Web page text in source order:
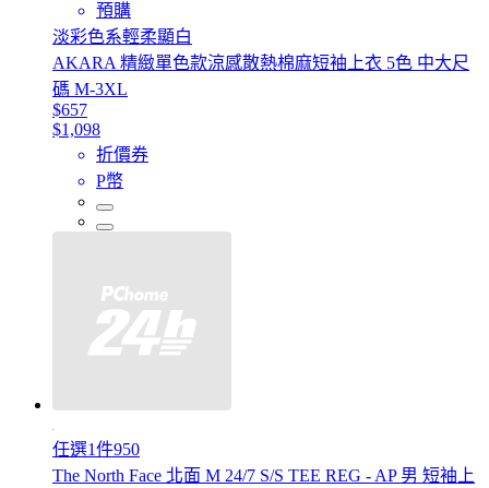
預購
淡彩色系輕柔顯白
AKARA 精緻單色款涼感散熱棉麻短袖上衣 5色 中大尺
碼 M-3XL
$657
$1,098
折價券
P幣
任選1件950
The North Face 北面 M 24/7 S/S TEE REG - AP 男 短袖上